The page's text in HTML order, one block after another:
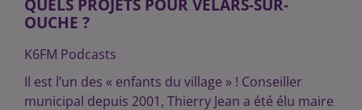
QUELS PROJETS POUR VELARS-SUR-
OUCHE ?
K6FM Podcasts
Il est l’un des « enfants du village » ! Conseiller
municipal depuis 2001, Thierry Jean a été élu maire